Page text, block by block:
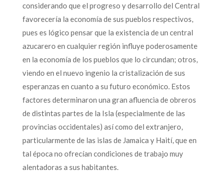
considerando que el progreso y desarrollo del Central
favorecería la economía de sus pueblos respectivos,
pues es lógico pensar que la existencia de un central
azucarero en cualquier región influye poderosamente
en la economía de los pueblos que lo circundan; otros,
viendo en el nuevo ingenio la cristalización de sus
esperanzas en cuanto a su futuro económico. Estos
factores determinaron una gran afluencia de obreros
de distintas partes de la Isla (especialmente de las
provincias occidentales) así como del extranjero,
particularmente de las islas de Jamaica y Haití, que en
tal época no ofrecían condiciones de trabajo muy
alentadoras a sus habitantes.